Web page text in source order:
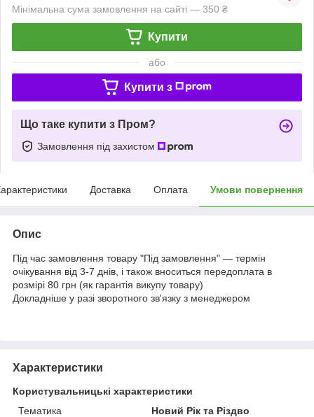
Мінімальна сума замовлення на сайті — 350 ₴
Купити
або
Купити з
Що таке купити з Пром?
Замовлення під захистом
Доставка Оплата Умови повернення
Опис
Під час замовлення товару "Під замовлення" — термін
очікування від 3-7 днів, і також вноситься передоплата в
розмірі 80 грн (як гарантія викупу товару)
Докладніше у разі зворотного зв'язку з менеджером
Характеристики
Користувальницькі характеристики
Тематика
Новий Рік та Різдво